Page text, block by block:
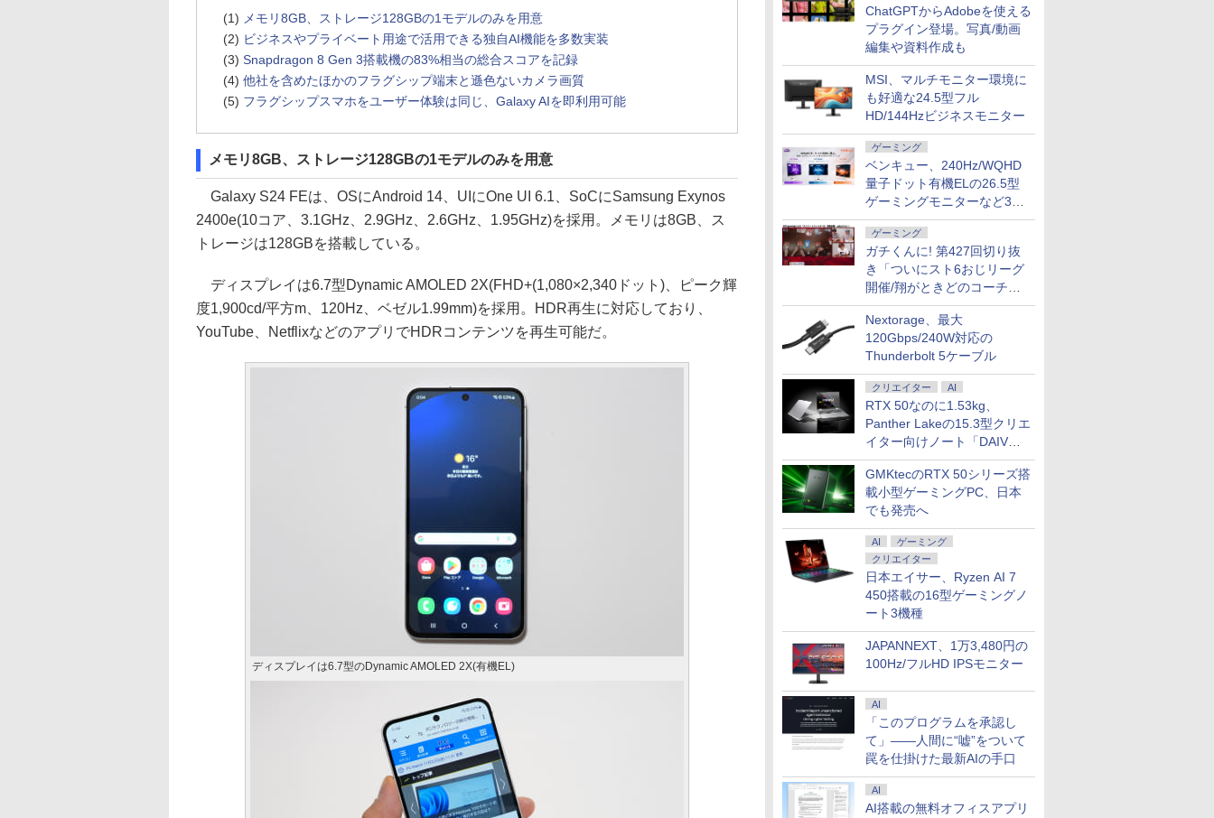
ChatGPTからAdobeを使える
プラグイン登場。写真/動画
編集や資料作成も
MSI、マルチモニター環境に
も好適な24.5型フル
HD/144Hzビジネスモニター
ゲーミング
ベンキュー、240Hz/WQHD
量子ドット有機ELの26.5型
ゲーミングモニターなど3機
種
ゲーミング
ガチくんに! 第427回切り抜
き「ついにスト6おじリーグ
開催/翔がときどのコーチ就
任など」
Nextorage、最大
120Gbps/240W対応の
Thunderbolt 5ケーブル
クリエイター AI
RTX 50なのに1.53kg、
Panther Lakeの15.3型クリエ
イター向けノート「DAIV
Z5」
GMKtecのRTX 50シリーズ搭
載小型ゲーミングPC、日本
でも発売へ
AI
ゲーミング
クリエイター
日本エイサー、Ryzen AI 7
450搭載の16型ゲーミングノ
ート3機種
JAPANNEXT、1万3,480円の
100Hz/フルHD IPSモニター
AI
「このプログラムを承認し
て」――人間に“嘘”をついて
罠を仕掛けた最新AIの手口
AI
AI搭載の無料オフィスアプリ
(1) メモリ8GB、ストレージ128GBの1モデルのみを用意
(2) ビジネスやプライベート用途で活用できる独自AI機能を多数実装
(3) Snapdragon 8 Gen 3搭載機の83%相当の総合スコアを記録
(4) 他社を含めたほかのフラグシップ端末と遜色ないカメラ画質
(5) フラグシップスマホをユーザー体験は同じ、Galaxy AIを即利用可能
メモリ8GB、ストレージ128GBの1モデルのみを用意
Galaxy S24 FEは、OSにAndroid 14、UIにOne UI 6.1、SoCにSamsung Exynos
2400e(10コア、3.1GHz、2.9GHz、2.6GHz、1.95GHz)を採用。メモリは8GB、ス
トレージは128GBを搭載している。
ディスプレイは6.7型Dynamic AMOLED 2X(FHD+(1,080×2,340ドット)、ピーク輝
度1,900cd/平方m、120Hz、ベゼル1.99mm)を採用。HDR再生に対応しており、
YouTube、NetflixなどのアプリでHDRコンテンツを再生可能だ。
ディスプレイは6.7型のDynamic AMOLED 2X(有機EL)